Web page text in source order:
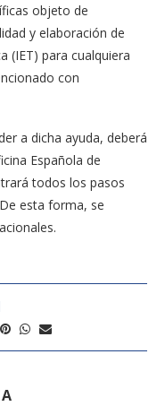
objeto de
y elaboración de
(IET) para cualquiera
con
a dicha ayuda, deberá
Española de
todos los pasos
esta forma, se